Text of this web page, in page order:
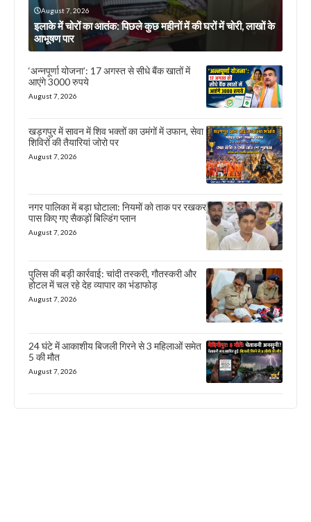
August 7, 2026
इलाके में चोरों का आतंक: पिछले कुछ महीनों में की घरों में चोरी, लाखों के
आभूषण पार
‘अन्नपूर्णा योजना’: 17 अगस्त से सीधे बैंक खातों में
आएंगे 3000 रुपये
August 7, 2026
खड़गपुर में सावन में शिव भक्तों का उमंगों में उफान, सेवा
शिविरों की तैयारियां जोरो पर
August 7, 2026
नगर पालिका में बड़ा घोटाला: नियमों को ताक पर रखकर
पास किए गए सैकड़ों बिल्डिंग प्लान
August 7, 2026
पुलिस की बड़ी कार्रवाई: चांदी तस्करी, गौतस्करी और
होटल में चल रहे देह व्यापार का भंडाफोड़
August 7, 2026
24 घंटे में आकाशीय बिजली गिरने से 3 महिलाओं समेत
5 की मौत
August 7, 2026